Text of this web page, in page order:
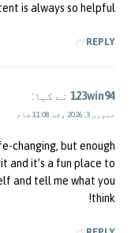
is always so helpful.
REPLY
123win94 نے کہا:
جنوری 3, 2026 وقت 11:08 شام
changing, but enough
and it’s a fun place to
and tell me what you
think!